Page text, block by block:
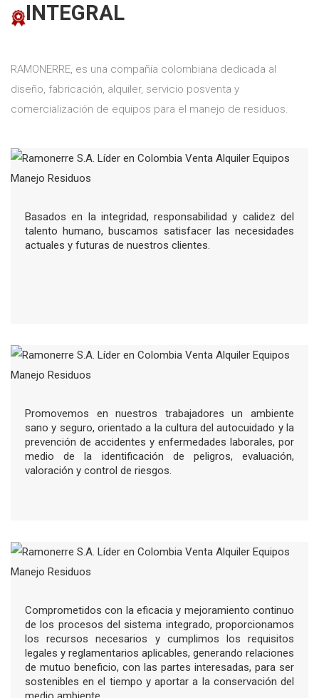
INTEGRAL
RAMONERRE, es una compañía colombiana dedicada al
diseño, fabricación, alquiler, servicio posventa y
comercialización de equipos para el manejo de residuos.
Basados en la integridad, responsabilidad y calidez del
talento humano, buscamos satisfacer las necesidades
actuales y futuras de nuestros clientes.
Promovemos en nuestros trabajadores un ambiente
sano y seguro, orientado a la cultura del autocuidado y la
prevención de accidentes y enfermedades laborales, por
medio de la identificación de peligros, evaluación,
valoración y control de riesgos.
Comprometidos con la eficacia y mejoramiento continuo
de los procesos del sistema integrado, proporcionamos
los recursos necesarios y cumplimos los requisitos
legales y reglamentarios aplicables, generando relaciones
de mutuo beneficio, con las partes interesadas, para ser
sostenibles en el tiempo y aportar a la conservación del